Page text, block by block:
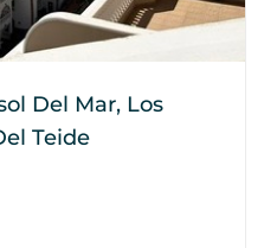
Del Mar, Los
Teide